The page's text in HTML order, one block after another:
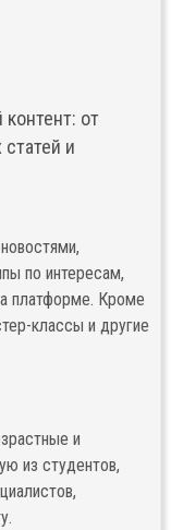
от
и
по интересам,
платформе. Кроме
классы и другие
и
из студентов,